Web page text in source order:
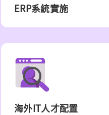
ERP系統實施
海外IT人才配置